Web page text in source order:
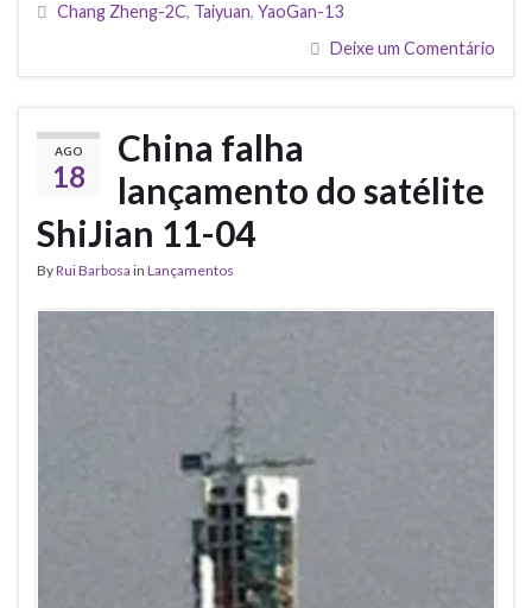
Chang Zheng-2C, Taiyuan, YaoGan-13
Deixe um Comentário
AGO
18
China falha
lançamento do satélite
ShiJian 11-04
ByRui Barbosa in Lançamentos